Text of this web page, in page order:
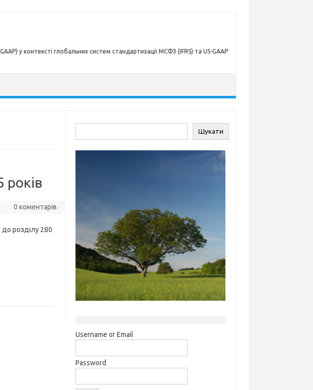
у контексті глобальних систем стандартизації МСФЗ (IFRS) та US-GAAP
років
0 коментарів
до розділу 280
Шукати
Username or Email
Password